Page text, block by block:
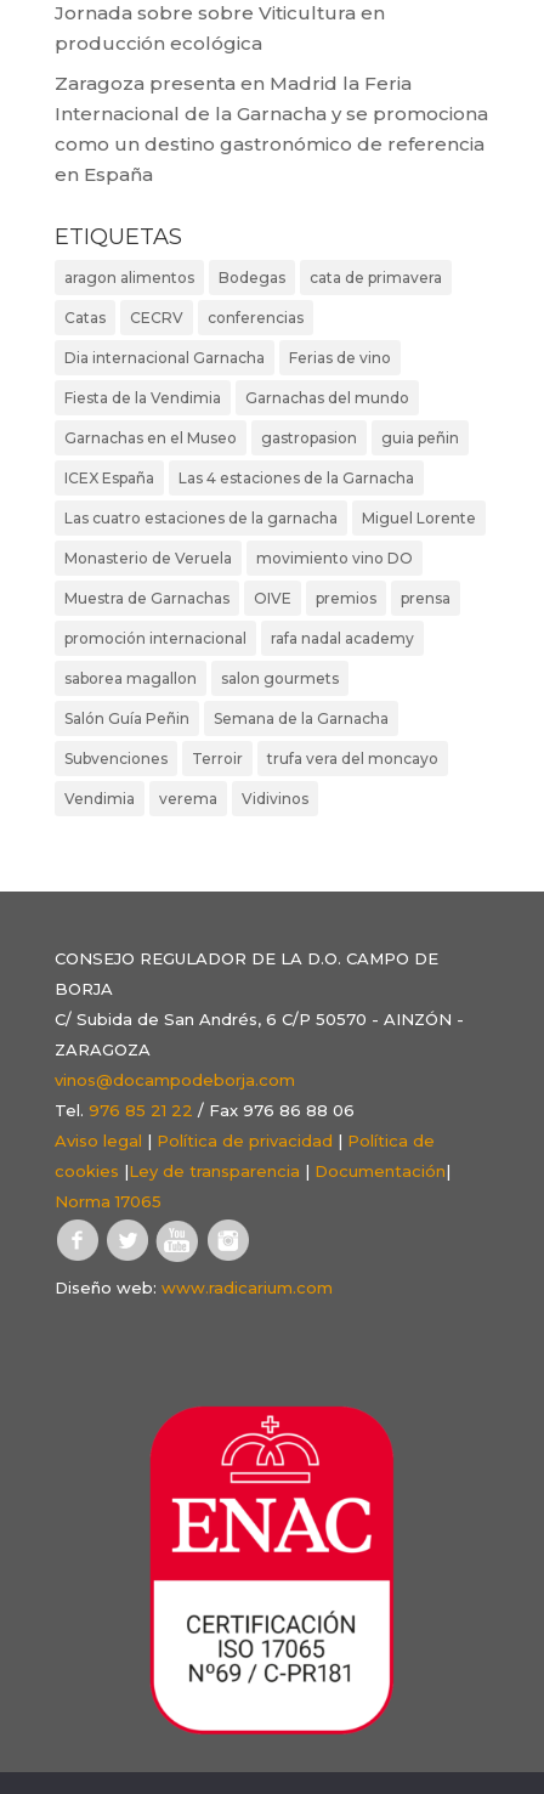
Jornada sobre sobre Viticultura en
producción ecológica
Zaragoza presenta en Madrid la Feria
Internacional de la Garnacha y se promociona
como un destino gastronómico de referencia
en España
ETIQUETAS
aragon alimentos Bodegas cata de primavera
Catas CECRV conferencias
Dia internacional Garnacha Ferias de vino
Fiesta de la Vendimia Garnachas del mundo
Garnachas en el Museo gastropasion guia peñin
ICEX España Las 4 estaciones de la Garnacha
Las cuatro estaciones de la garnacha Miguel Lorente
Monasterio de Veruela movimiento vino DO
Muestra de Garnachas OIVE premios prensa
promoción internacional rafa nadal academy
saborea magallon salon gourmets
Salón Guía Peñin Semana de la Garnacha
Subvenciones Terroir trufa vera del moncayo
Vendimia verema Vidivinos
CONSEJO REGULADOR DE LA D.O. CAMPO DE
BORJA
C/ Subida de San Andrés, 6 C/P 50570 - AINZÓN -
ZARAGOZA
vinos@docampodeborja.com
Tel. 976 85 21 22 / Fax 976 86 88 06
Aviso legal | Política de privacidad | Política de
cookies |Ley de transparencia | Documentación|
Norma 17065
Diseño web: www.radicarium.com